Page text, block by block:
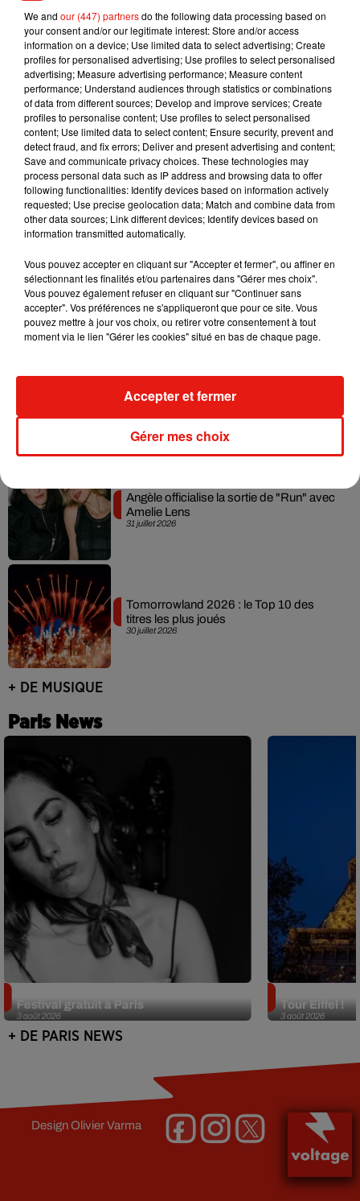
Musique
6 août 2026
Il y a 10 ans, DJ Snake changeait de
dimension avec son premier...
3 août 2026
Fred again.. et Latin Mafia dévoilent enfin
leur mixtape créée en...
31 juillet 2026
Swedish House Mafia et Lykke Li
dévoilent « Happiness Is So Sad »
David Guetta et Carl Cox signent un B2B
historique à Ibiza
31 juillet 2026
Angèle officialise la sortie de "Run" avec
Amelie Lens
30 juillet 2026
Tomorrowland 2026 : le Top 10 des
titres les plus joués
+ DE MUSIQUE
Paris News
3 août 2026
Festival gratuit à Paris
3 août 2026
Tour Eiffel !
+ DE PARIS NEWS
DesignOlivier Varma
We and our (447) partnersdo the following data processing based on
your consent and/or our legitimate interest: Store and/or access
information on a device; Use limited data to select advertising; Create
profiles for personalised advertising; Use profiles to select personalised
advertising; Measure advertising performance; Measure content
performance; Understand audiences through statistics or combinations
of data from different sources; Develop and improve services; Create
profiles to personalise content; Use profiles to select personalised
content; Use limited data to select content; Ensure security, prevent and
detect fraud, and fix errors; Deliver and present advertising and content;
Save and communicate privacy choices. These technologies may
process personal data such as IP address and browsing data to offer
following functionalities: Identify devices based on information actively
requested; Use precise geolocation data; Match and combine data from
other data sources; Link different devices; Identify devices based on
information transmitted automatically.
Vous pouvez accepter en cliquant sur "Accepter et fermer", ou affiner en
sélectionnant les finalités et/ou partenaires dans "Gérer mes choix".
Vous pouvez également refuser en cliquant sur "Continuer sans
accepter". Vos préférences ne s'appliqueront que pour ce site. Vous
pouvez mettre à jour vos choix, ou retirer votre consentement à tout
moment via le lien "Gérer les cookies" situé en bas de chaque page.
Gérer mes choix
Accepter et fermer